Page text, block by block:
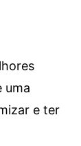
uma
e ter